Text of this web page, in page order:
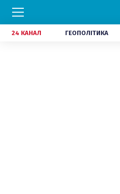
24 КАНАЛ ГЕОПОЛІТИКА